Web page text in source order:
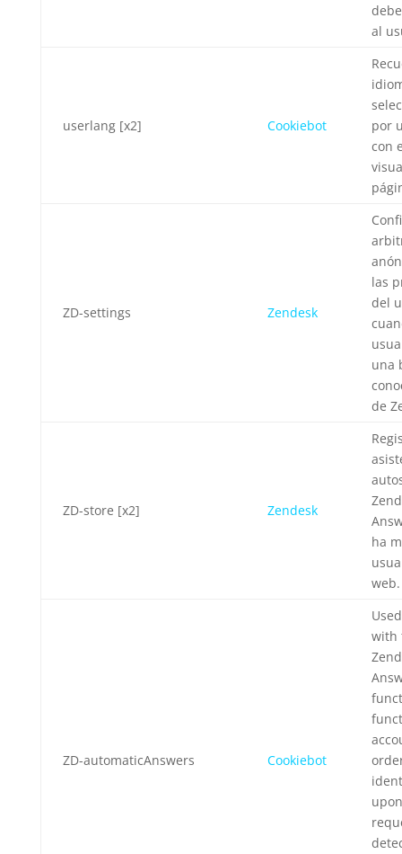
al
userlang [x2] Cookiebot
por
con
ZD-settings Zendesk
las
del
una
de
ZD-store [x2] Zendesk
ha
web.
ZD-automaticAnswers Cookiebot
with